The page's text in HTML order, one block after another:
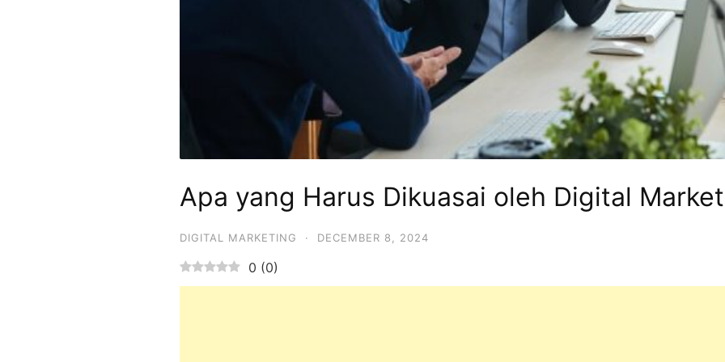
Apa yang Harus Dikuasai oleh Digital
DIGITAL MARKETING · DECEMBER 8, 2024
0 (0)